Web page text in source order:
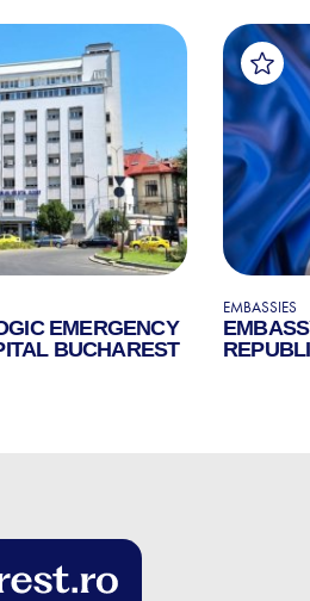
EMERGENCY
BUCHAREST
EMBASSIES